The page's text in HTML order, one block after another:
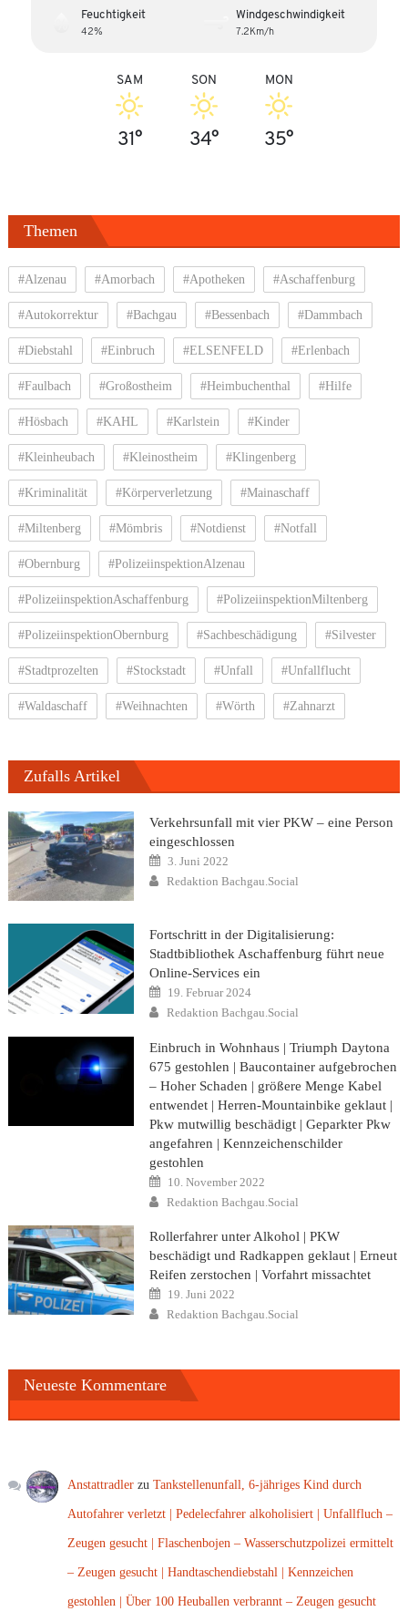
Feuchtigkeit
42%
Windgeschwindigkeit
7.2Km/h
SAM
31°
SON
34°
MON
35°
Themen
#Alzenau #Amorbach #Apotheken #Aschaffenburg
#Autokorrektur #Bachgau #Bessenbach #Dammbach
#Diebstahl #Einbruch #ELSENFELD #Erlenbach
#Faulbach #Großostheim #Heimbuchenthal #Hilfe
#Hösbach #KAHL #Karlstein #Kinder
#Kleinheubach #Kleinostheim #Klingenberg
#Kriminalität #Körperverletzung #Mainaschaff
#Miltenberg #Mömbris #Notdienst #Notfall
#Obernburg #PolizeiinspektionAlzenau
#PolizeiinspektionAschaffenburg #PolizeiinspektionMiltenberg
#PolizeiinspektionObernburg #Sachbeschädigung #Silvester
#Stadtprozelten #Stockstadt #Unfall #Unfallflucht
#Waldaschaff #Weihnachten #Wörth #Zahnarzt
Zufalls Artikel
Verkehrsunfall mit vier PKW – eine Person
eingeschlossen
Posted
on
3. Juni 2022
Author
Redaktion Bachgau.Social
Fortschritt in der Digitalisierung:
Stadtbibliothek Aschaffenburg führt neue
Online-Services ein
Posted
on
19. Februar 2024
Author
Redaktion Bachgau.Social
Einbruch in Wohnhaus | Triumph Daytona
675 gestohlen | Baucontainer aufgebrochen
– Hoher Schaden | größere Menge Kabel
entwendet | Herren-Mountainbike geklaut |
Pkw mutwillig beschädigt | Geparkter Pkw
angefahren | Kennzeichenschilder
gestohlen
Posted
on
10. November 2022
Author
Redaktion Bachgau.Social
Rollerfahrer unter Alkohol | PKW
beschädigt und Radkappen geklaut | Erneut
Reifen zerstochen | Vorfahrt missachtet
Posted
on
19. Juni 2022
Author
Redaktion Bachgau.Social
Neueste Kommentare
Anstattradler zuTankstellenunfall, 6-jähriges Kind durch
Autofahrer verletzt | Pedelecfahrer alkoholisiert | Unfallfluch –
Zeugen gesucht | Flaschenbojen – Wasserschutzpolizei ermittelt
– Zeugen gesucht | Handtaschendiebstahl | Kennzeichen
gestohlen | Über 100 Heuballen verbrannt – Zeugen gesucht